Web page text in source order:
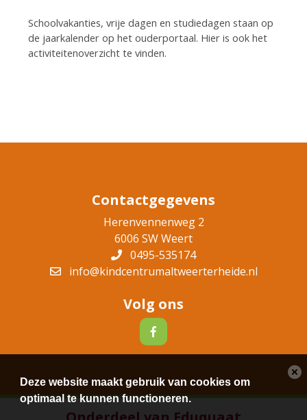
Schoolvakanties, vrije dagen en studiedagen staan op
de jaarkalender op het ouderportaal. Hier is ook het
activiteitenoverzicht te vinden.
Contactgegevens
Herenvennenweg 2
6006 SW Weert
0495-535174
info@kindcentrumaltweerterheide.nl
Volg ons
Deze website maakt gebruik van cookies om
optimaal te kunnen functioneren.